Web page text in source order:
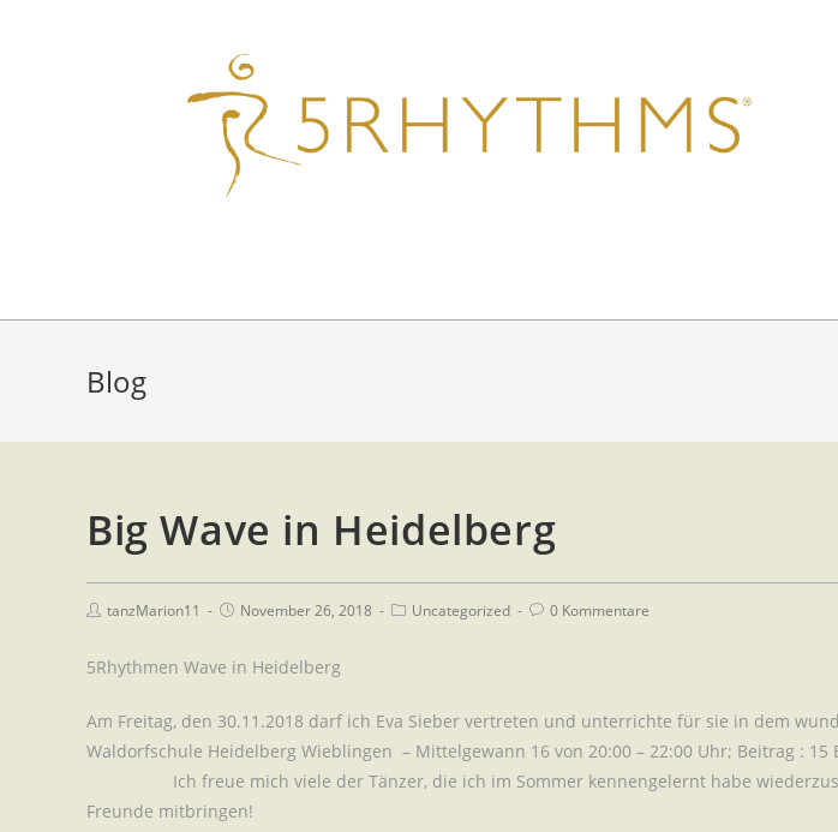
Blog
Big Wave in Heidelberg
tanzMarion11 November 26, 2018 Uncategorized 0 Kommentare
5Rhythmen Wave in Heidelberg
Am Freitag, den 30.11.2018 darf ich Eva Sieber vertreten und unterrichte für sie in dem
Waldorfschule Heidelberg Wieblingen – Mittelgewann 16 von 20:00 –
Ich freue mich viele der Tänzer, die ich im Sommer kennengelernt habe
Freunde mitbringen!